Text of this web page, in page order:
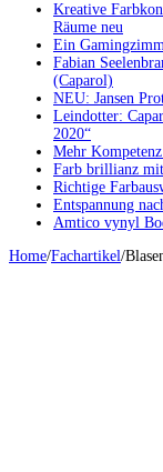
Kreative
Räume neu
Ein
Fabian
(Caparol)
NEU: Jansen
Leindotter:
2020“
Mehr
Farb brillianz
Richtige
Entspannung
Amtico vynyl
Home/Fachartikel/